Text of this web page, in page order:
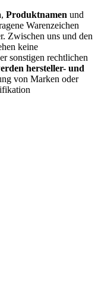
, Produktnamen und
Warenzeichen
Zwischen uns und den
keine
sonstigen rechtlichen
hersteller- und
von Marken oder